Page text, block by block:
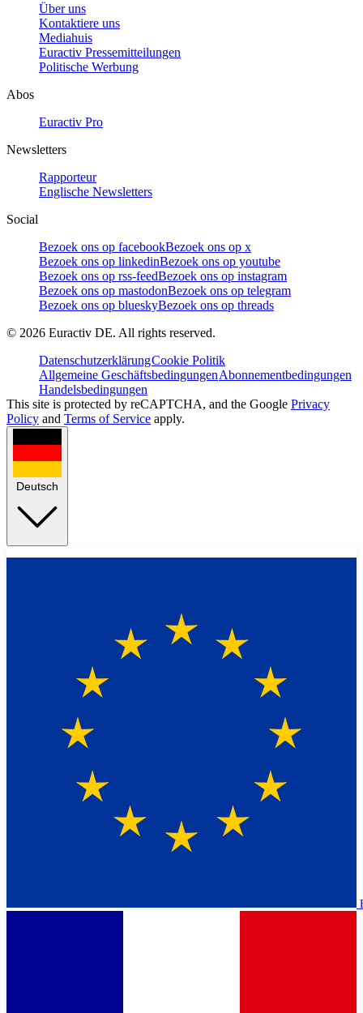
Über uns
Kontaktiere uns
Mediahuis
Euractiv Pressemitteilungen
Politische Werbung
Abos
Euractiv Pro
Newsletters
Rapporteur
Englische Newsletters
Social
Bezoek ons op facebookBezoek ons op x
Bezoek ons op linkedinBezoek ons op youtube
Bezoek ons op rss-feedBezoek ons op instagram
Bezoek ons op mastodonBezoek ons op telegram
Bezoek ons op blueskyBezoek ons op threads
© 2026 Euractiv DE. All rights reserved.
DatenschutzerklärungCookie Politik
Allgemeine GeschäftsbedingungenAbonnementbedingungen
Handelsbedingungen
This site is protected by reCAPTCHA, and the Google Privacy
Policy and Terms of Service apply.
Deutsch